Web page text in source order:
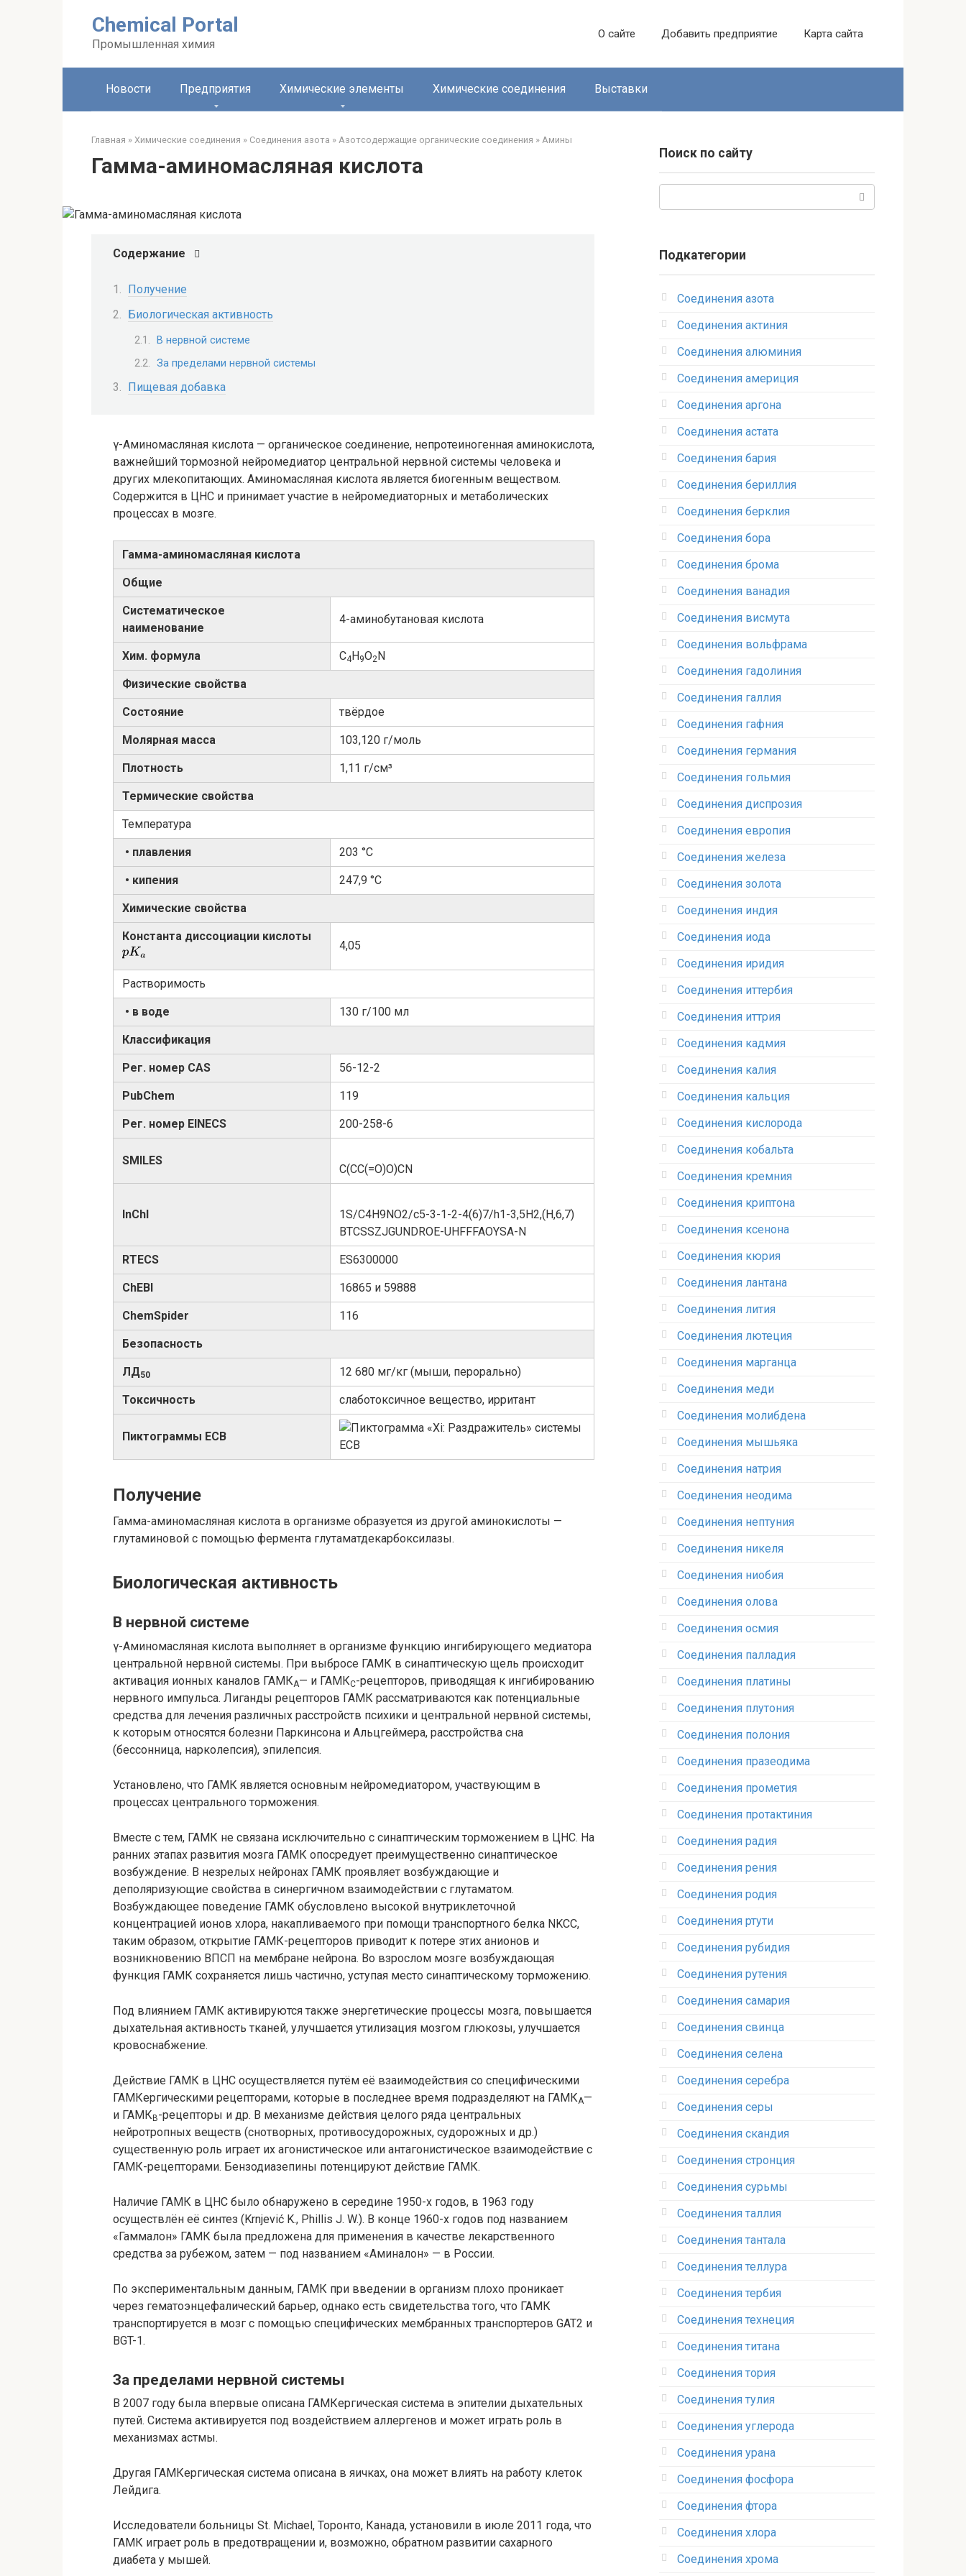
Chemical Portal
Промышленная химия
О сайте Добавить предприятие Карта сайта
Новости Предприятия Химические элементы Химические соединения Выставки
Главная » Химические соединения » Соединения азота » Азотсодержащие органические соединения » Амины‎
Гамма-аминомасляная кислота
Содержание
Получение
Биологическая активность
В нервной системе
За пределами нервной системы
Пищевая добавка
γ-Аминомасляная кислота — органическое соединение, непротеиногенная аминокислота,
важнейший тормозной нейромедиатор центральной нервной системы человека и
других млекопитающих. Аминомасляная кислота является биогенным веществом.
Содержится в ЦНС и принимает участие в нейромедиаторных и метаболических
процессах в мозге.
Гамма-​аминомасляная кислота
Общие
Систематическое
наименование
4-​аминобутановая кислота
Хим. формула C4 H 9O2 N
Физические свойства
Состояние твёрдое
Молярная масса 103,120 г/моль
Плотность 1,11 г/см³
Термические свойства
Температура
• плавления 203 °C
• кипения 247,9 °C
Химические свойства
Константа диссоциации кислоты
4,05
Растворимость
• в воде 130 г/100 мл
Классификация
Рег. номер CAS 56-12-2
PubChem 119
Рег. номер EINECS 200-258-6
SMILES
C(CC(=O)O)CN
InChI
1S/C4H9NO2/c5-3-1-2-4(6)7/h1-3,5H2,(H,6,7)
BTCSSZJGUNDROE-UHFFFAOYSA-N
RTECS ES6300000
ChEBI 16865 и 59888
ChemSpider 116
Безопасность
ЛД50 12 680 мг/кг (мыши, перорально)
Токсичность слаботоксичное вещество, ирритант
Пиктограммы ECB
Получение
Гамма-аминомасляная кислота в организме образуется из другой аминокислоты —
глутаминовой с помощью фермента глутаматдекарбоксилазы.
Биологическая активность
В нервной системе
γ-Аминомасляная кислота выполняет в организме функцию ингибирующего медиатора
центральной нервной системы. При выбросе ГАМК в синаптическую щель происходит
активация ионных каналов ГАМКA— и ГАМКC-рецепторов, приводящая к ингибированию
нервного импульса. Лиганды рецепторов ГАМК рассматриваются как потенциальные
средства для лечения различных расстройств психики и центральной нервной системы,
к которым относятся болезни Паркинсона и Альцгеймера, расстройства сна
(бессонница, нарколепсия), эпилепсия.
Установлено, что ГАМК является основным нейромедиатором, участвующим в
процессах центрального торможения.
Вместе с тем, ГАМК не связана исключительно с синаптическим торможением в ЦНС. На
ранних этапах развития мозга ГАМК опосредует преимущественно синаптическое
возбуждение. В незрелых нейронах ГАМК проявляет возбуждающие и
деполяризующие свойства в синергичном взаимодействии с глутаматом.
Возбуждающее поведение ГАМК обусловлено высокой внутриклеточной
концентрацией ионов хлора, накапливаемого при помощи транспортного белка NKCC,
таким образом, открытие ГАМК-рецепторов приводит к потере этих анионов и
возникновению ВПСП на мембране нейрона. Во взрослом мозге возбуждающая
функция ГАМК сохраняется лишь частично, уступая место синаптическому торможению.
Под влиянием ГАМК активируются также энергетические процессы мозга, повышается
дыхательная активность тканей, улучшается утилизация мозгом глюкозы, улучшается
кровоснабжение.
Действие ГАМК в ЦНС осуществляется путём её взаимодействия со специфическими
ГАМКергическими рецепторами, которые в последнее время подразделяют на ГАМКA—
и ГАМКB-рецепторы и др. В механизме действия целого ряда центральных
нейротропных веществ (снотворных, противосудорожных, судорожных и др.)
существенную роль играет их агонистическое или антагонистическое взаимодействие с
ГАМК-рецепторами. Бензодиазепины потенцируют действие ГАМК.
Наличие ГАМК в ЦНС было обнаружено в середине 1950-х годов, в 1963 году
осуществлён её синтез (Krnjević K., Phillis J. W.). В конце 1960-х годов под названием
«Гаммалон» ГАМК была предложена для применения в качестве лекарственного
средства за рубежом, затем — под названием «Аминалон» — в России.
По экспериментальным данным, ГАМК при введении в организм плохо проникает
через гематоэнцефалический барьер, однако есть свидетельства того, что ГАМК
транспортируется в мозг с помощью специфических мембранных транспортеров GAT2 и
BGT-1.
За пределами нервной системы
В 2007 году была впервые описана ГАМКергическая система в эпителии дыхательных
путей. Система активируется под воздействием аллергенов и может играть роль в
механизмах астмы.
Другая ГАМКергическая система описана в яичках, она может влиять на работу клеток
Лейдига.
Исследователи больницы St. Michael, Торонто, Канада, установили в июле 2011 года, что
ГАМК играет роль в предотвращении и, возможно, обратном развитии сахарного
диабета у мышей.
Поиск по сайту
Подкатегории
Соединения азота
Соединения актиния
Соединения алюминия‎
Соединения америция‎
Соединения аргона‎
Соединения астата‎
Соединения бария
Соединения бериллия‎
Соединения берклия
Соединения бора‎
Соединения брома‎
Соединения ванадия‎
Соединения висмута
Соединения вольфрама‎
Соединения гадолиния‎
Соединения галлия‎
Соединения гафния‎
Соединения германия‎
Соединения гольмия‎
Соединения диспрозия‎ ‎
Соединения европия‎
Соединения железа‎
Соединения золота‎
Соединения индия
Соединения иода‎
Соединения иридия
Соединения иттербия‎
Соединения иттрия‎
Соединения кадмия
Соединения калия‎
Соединения кальция
Соединения кислорода‎
Соединения кобальта
Соединения кремния‎
Соединения криптона‎
Соединения ксенона‎
Соединения кюрия
Соединения лантана‎
Соединения лития‎
Соединения лютеция‎
Соединения марганца‎
Соединения меди
Соединения молибдена‎
Соединения мышьяка‎ ‎
Соединения натрия‎
Соединения неодима‎
Соединения нептуния‎
Соединения никеля‎
Соединения ниобия‎
Соединения олова‎
Соединения осмия‎
Соединения палладия‎
Соединения платины‎
Соединения плутония‎
Соединения полония‎
Соединения празеодима‎
Соединения прометия‎
Соединения протактиния‎
Соединения радия‎
Соединения рения‎
Соединения родия‎
Соединения ртути‎
Соединения рубидия‎
Соединения рутения‎
Соединения самария‎
Соединения свинца‎
Соединения селена‎
Соединения серебра‎
Соединения серы‎
Соединения скандия
Соединения стронция‎
Соединения сурьмы
Соединения таллия‎
Соединения тантала‎
Соединения теллура‎
Соединения тербия‎
Соединения технеция‎
Соединения титана
Соединения тория‎
Соединения тулия‎
Соединения углерода‎
Соединения урана‎
Соединения фосфора‎
Соединения фтора‎
Соединения хлора‎
Соединения хрома‎